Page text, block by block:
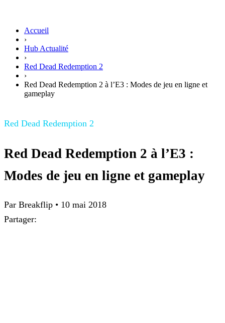
Accueil
›
Hub Actualité
›
Red Dead Redemption 2
›
Red Dead Redemption 2 à l’E3 : Modes de jeu en ligne et
gameplay
Red Dead Redemption 2
Red Dead Redemption 2 à l’E3 :
Modes de jeu en ligne et gameplay
Par Breakflip • 10 mai 2018
Partager: